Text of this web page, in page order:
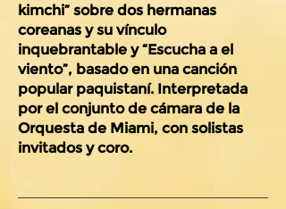
kimchi” sobre dos hermanas
coreanas y su vínculo
inquebrantable y “Escucha a el
viento”, basado en una canción
popular paquistaní. Interpretada
por el conjunto de cámara de la
Orquesta de Miami, con solistas
invitados y coro.